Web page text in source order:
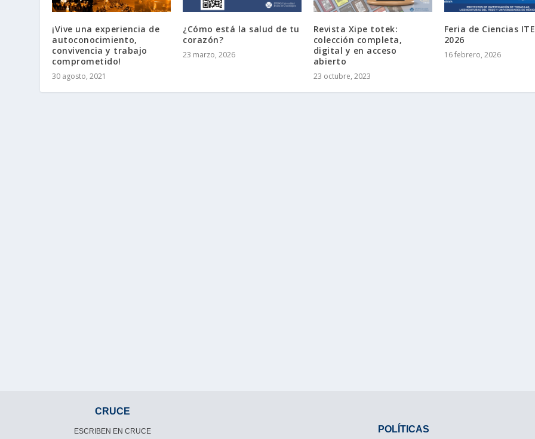
¡Vive una experiencia de
autoconocimiento,
convivencia y trabajo
comprometido!
30 agosto, 2021
¿Cómo está la salud de tu
corazón?
23 marzo, 2026
Revista Xipe totek:
colección completa,
digital y en acceso
abierto
23 octubre, 2023
Feria de Ciencias
2026
16 febrero, 2026
CRUCE
ESCRIBEN EN CRUCE POLÍTICAS